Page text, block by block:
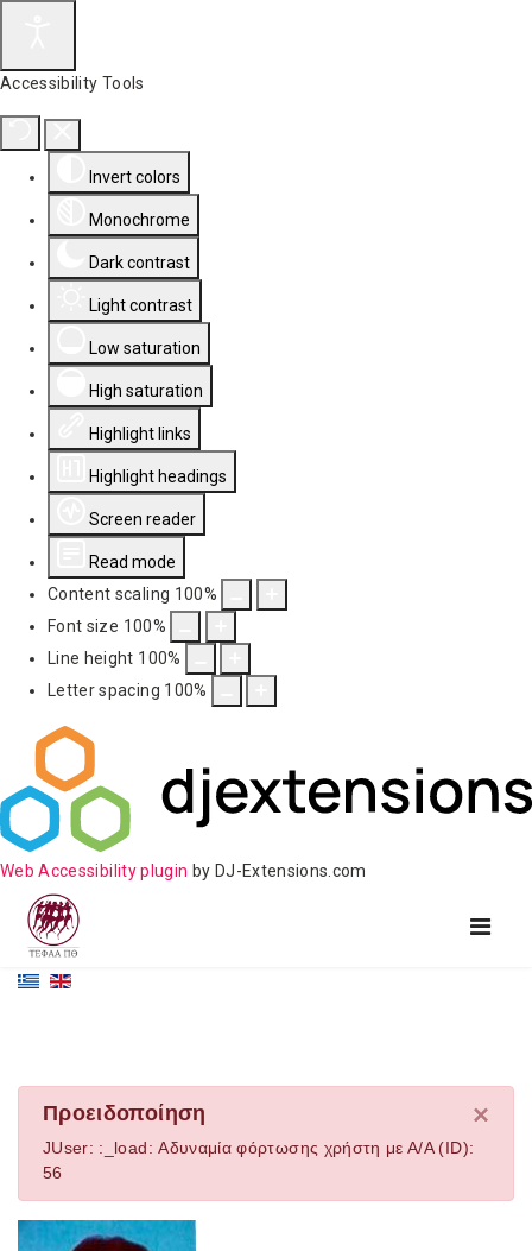
Accessibility Tools
Invert colors
Monochrome
Dark contrast
Light contrast
Low saturation
High saturation
Highlight links
Highlight headings
Screen reader
Read mode
Content scaling 100%
Font size 100%
Line height 100%
Letter spacing 100%
Web Accessibility plugin by DJ-Extensions.com
×
Προειδοποίηση
JUser: :_load: Αδυναμία φόρτωσης χρήστη με Α/Α (ID):
56